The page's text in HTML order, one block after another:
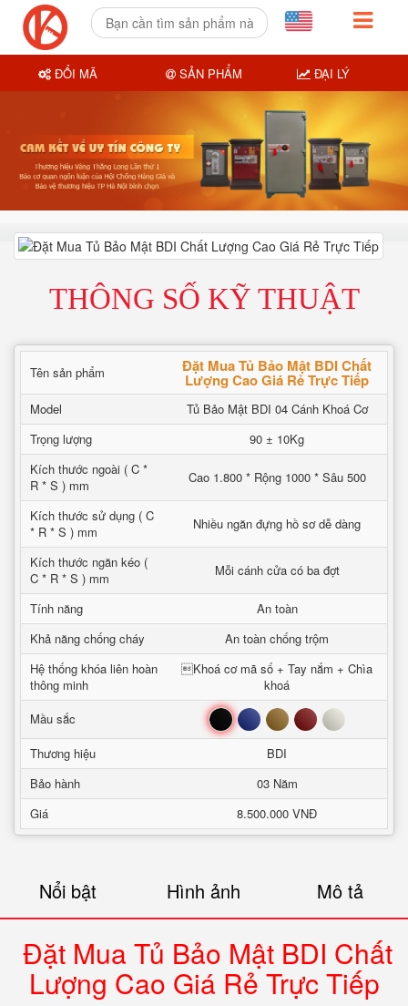
THÔNG SỐ KỸ THUẬT
Tên sản phẩm Đặt Mua Tủ Bảo Mật BDI Chất
Lượng Cao Giá Rẻ Trực Tiếp
Model
Tủ Bảo Mật BDI 04 Cánh Khoá Cơ
Trọng lượng
90 ± 10Kg
Kích thước ngoài ( C *
R * S ) mm
Cao 1.800 * Rộng 1000 * Sâu 500
Kích thước sử dụng ( C
* R * S ) mm
Nhiều ngăn đựng hồ sơ dễ dàng
Kích thước ngăn kéo (
C * R * S ) mm
Mỗi cánh cửa có ba đợt
Tính năng
An toàn
Khả năng chống cháy
An toàn chống trộm
Hệ thống khóa liên hoàn
thông minh
Khoá cơ mã số + Tay nắm + Chìa
khoá
Mầu sắc
Đen Xanh Nâu Đỏ Trắng
Thương hiệu
BDI
Bảo hành
03 Năm
Giá
8.500.000 VNĐ
Nổi bật Hình ảnh Mô tả
Đặt Mua Tủ Bảo Mật BDI Chất
Lượng Cao Giá Rẻ Trực Tiếp
ĐỔI MÃ SẢN PHẨM ĐẠI LÝ